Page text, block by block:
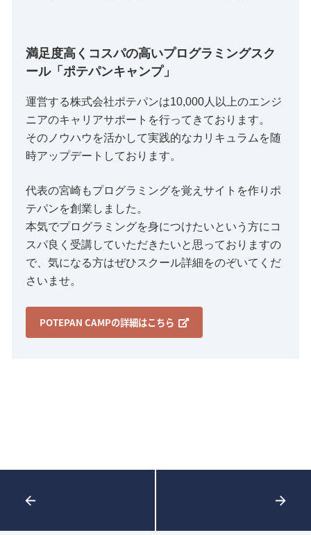
満足度高くコスパの高いプログラミングスク
ール「ポテパンキャンプ」
運営する株式会社ポテパンは10,000人以上のエンジ
ニアのキャリアサポートを行ってきております。
そのノウハウを活かして実践的なカリキュラムを随
時アップデートしております。
代表の宮崎もプログラミングを覚えサイトを作りポ
テパンを創業しました。
本気でプログラミングを身につけたいという方にコ
スパ良く受講していただきたいと思っておりますの
で、気になる方はぜひスクール詳細をのぞいてくだ
さいませ。
POTEPAN CAMPの詳細はこちら